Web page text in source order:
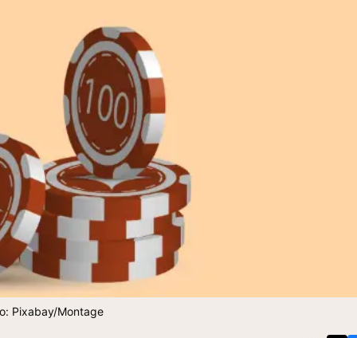
Pixabay/Montage